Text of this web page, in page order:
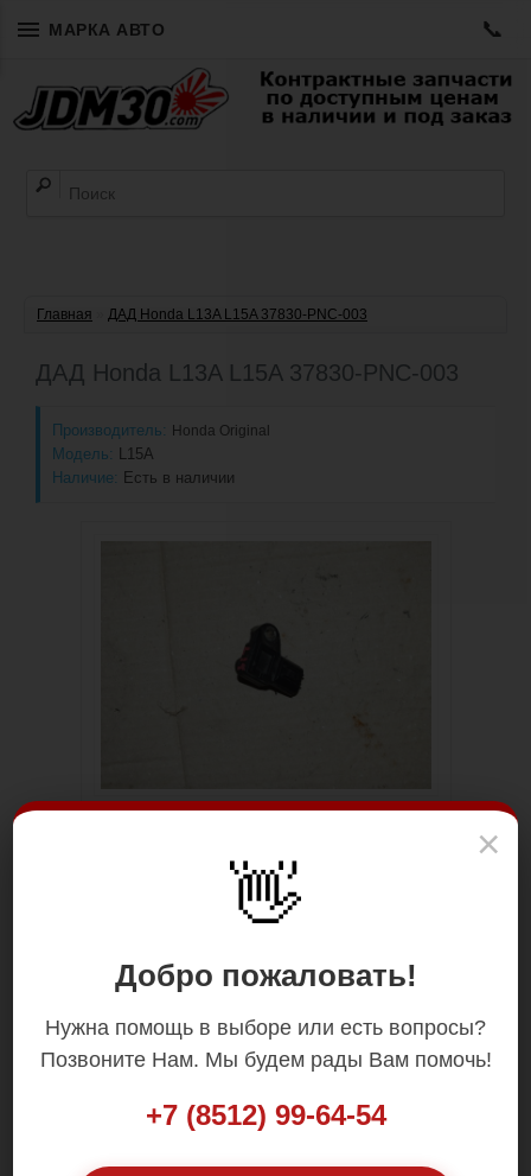
МАРКА АВТО 📞
×
👋
Добро пожаловать!
Нужна помощь в выборе или есть вопросы?
Позвоните Нам. Мы будем рады Вам помочь!
+7 (8512) 99-64-54
Главная ДАД Honda L13A L15A 37830-PNC-003
ДАД Honda L13A L15A 37830-PNC-003
Производитель: Honda Original
Модель:
L15A
Наличие: Есть в наличии
Цена: 1 500.00 р.